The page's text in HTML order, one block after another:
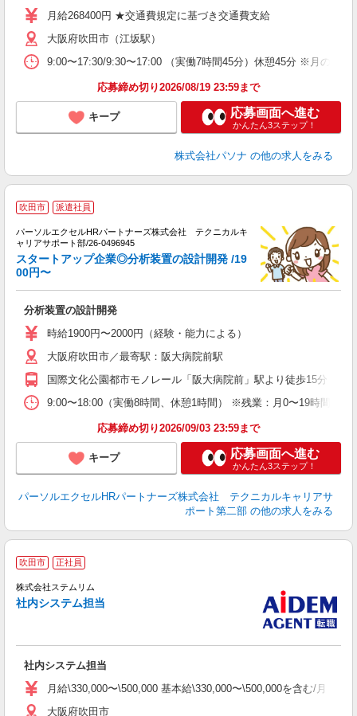
月給268400円 ★交通費規定に基づき交通費支給
大阪府吹田市（江坂駅）
9:00〜17:30/9:30〜17:00 （実働7時間45分）休憩45分 ※月の残
応募締め切り2026/08/19 23:59まで
キープ 応募画面へ進む
かんたん3ステップ！
株式会社パソナ の他の求人をみる
吹田市 派遣社員
パーソルエクセルHRパートナーズ株式会社 テクニカルキ
ャリアサポート部/26-0496945
スタートアップ企業◎分析装置の設計開発 /19
00円〜
分析装置の設計開発
時給1900円〜2000円（経験・能力による）
大阪府吹田市／最寄駅：阪大病院前駅
国際文化公園都市モノレール「阪大病院前」駅より徒歩15分
9:00〜18:00（実働8時間、休憩1時間） ※残業：月0〜19時間程
応募締め切り2026/09/03 23:59まで
キープ 応募画面へ進む
かんたん3ステップ！
パーソルエクセルHRパートナーズ株式会社 テクニカルキャリアサ
ポート第二部 の他の求人をみる
吹田市 正社員
株式会社ステムリム
社内システム担当
社内システム担当
月給\330,000〜\500,000 基本給\330,000〜\500,000を含む/月
大阪府吹田市